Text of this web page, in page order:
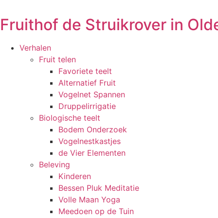
naar
de
Fruithof de Struikrover in
Verhalen
Fruit telen
Favoriete teelt
Alternatief Fruit
Vogelnet Spannen
Druppelirrigatie
Biologische teelt
Bodem Onderzoek
Vogelnestkastjes
de Vier Elementen
Beleving
Kinderen
Bessen Pluk Meditatie
Volle Maan Yoga
Meedoen op de Tuin